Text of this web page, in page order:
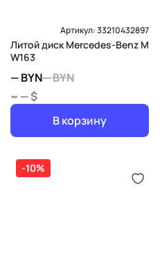
Артикул:33210432897
Литой диск Mercedes-Benz M
W163
—BYN—BYN
~ — $
В корзину
-10%